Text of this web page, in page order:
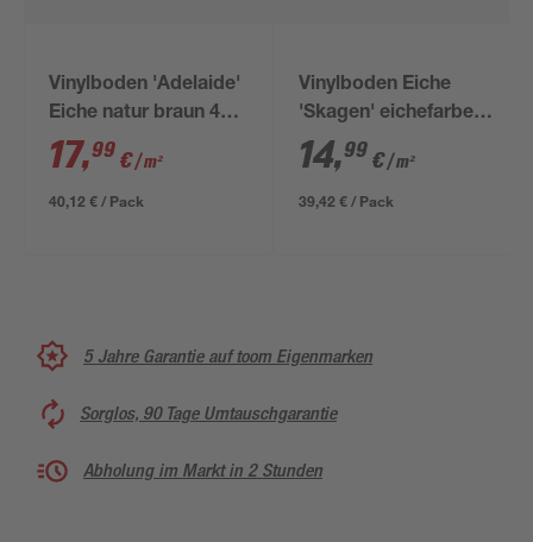
Vinylboden 'Adelaide'
Eiche natur braun 4
mm
17,99 €/ m²
40,12 € / Pack
Vinylboden Eiche
'Skagen' eichefarben
3,5 mm
14,99 €/ m²
39,42 € / Pack
5 Jahre Garantie auf toom Eigenmarken
Sorglos, 90 Tage Umtauschgarantie
Abholung im Markt in 2 Stunden